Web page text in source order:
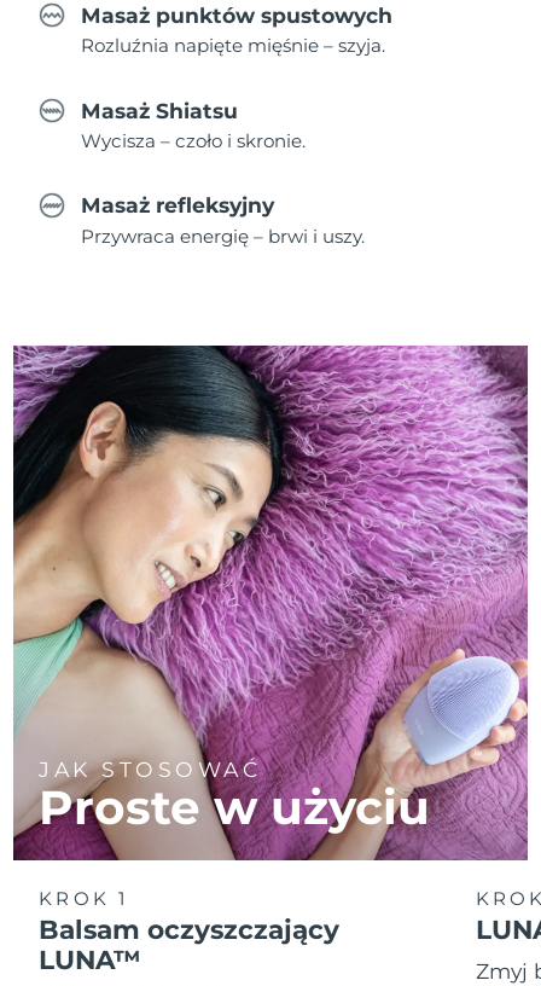
Masaż punktów spustowych
Rozluźnia napięte mięśnie – szyja.
Masaż Shiatsu
Wycisza – czoło i skronie.
Masaż refleksyjny
Przywraca energię – brwi i uszy.
JAK STOSOWAĆ
Proste w użyciu
KROK 1
Balsam oczyszczający
LUNA™
Zmyj